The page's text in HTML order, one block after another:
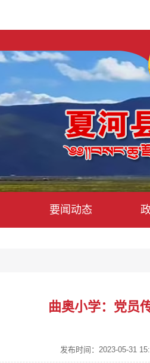
要闻动态
曲奥小学：党员
发布时间：2023-05-31